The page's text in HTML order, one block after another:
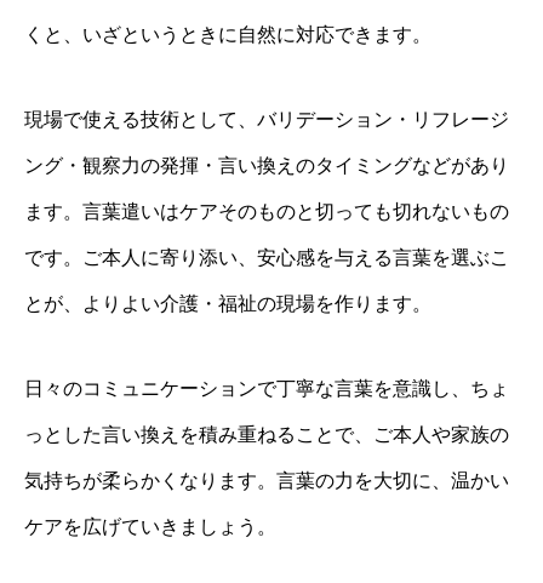
くと、いざというときに自然に対応できます。
現場で使える技術として、バリデーション・リフレージ
ング・観察力の発揮・言い換えのタイミングなどがあり
ます。言葉遣いはケアそのものと切っても切れないもの
です。ご本人に寄り添い、安心感を与える言葉を選ぶこ
とが、よりよい介護・福祉の現場を作ります。
日々のコミュニケーションで丁寧な言葉を意識し、ちょ
っとした言い換えを積み重ねることで、ご本人や家族の
気持ちが柔らかくなります。言葉の力を大切に、温かい
ケアを広げていきましょう。